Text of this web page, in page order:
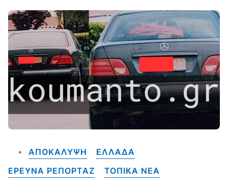
ΑΠΟΚΑΛΥΨΗ
ΕΛΛΑΔΑ
ΕΡΕΥΝΑ ΡΕΠΟΡΤΑΖ
ΤΟΠΙΚΑ NEA